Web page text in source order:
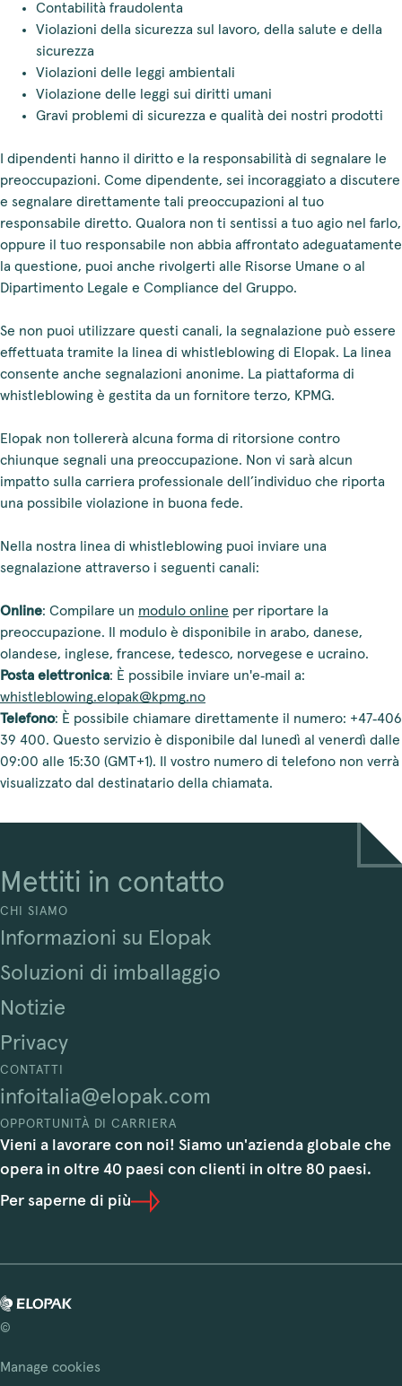
Contabilità fraudolenta
Violazioni della sicurezza sul lavoro, della salute e della
sicurezza
Violazioni delle leggi ambientali
Violazione delle leggi sui diritti umani
Gravi problemi di sicurezza e qualità dei nostri prodotti
I dipendenti hanno il diritto e la responsabilità di segnalare le
preoccupazioni. Come dipendente, sei incoraggiato a discutere
e segnalare direttamente tali preoccupazioni al tuo
responsabile diretto. Qualora non ti sentissi a tuo agio nel farlo,
oppure il tuo responsabile non abbia affrontato adeguatamente
la questione, puoi anche rivolgerti alle Risorse Umane o al
Dipartimento Legale e Compliance del Gruppo.
Se non puoi utilizzare questi canali, la segnalazione può essere
effettuata tramite la linea di whistleblowing di Elopak. La linea
consente anche segnalazioni anonime. La piattaforma di
whistleblowing è gestita da un fornitore terzo, KPMG.
Elopak non tollererà alcuna forma di ritorsione contro
chiunque segnali una preoccupazione. Non vi sarà alcun
impatto sulla carriera professionale dell’individuo che riporta
una possibile violazione in buona fede.
Nella nostra linea di whistleblowing puoi inviare una
segnalazione attraverso i seguenti canali:
Online: Compilare un modulo online per riportare la
preoccupazione. Il modulo è disponibile in arabo, danese,
olandese, inglese, francese, tedesco, norvegese e ucraino.
Posta elettronica: È possibile inviare un'e‑mail a:
whistleblowing.elopak@kpmg.no
Telefono: È possibile chiamare direttamente il numero: +47‑406
39 400. Questo servizio è disponibile dal lunedì al venerdì dalle
09:00 alle 15:30 (GMT+1). Il vostro numero di telefono non verrà
visualizzato dal destinatario della chiamata.
Mettiti in contatto
CHI SIAMO
Informazioni su Elopak
Soluzioni di imballaggio
Notizie
Privacy
CONTATTI
infoitalia@elopak.com
OPPORTUNITÀ DI CARRIERA
Vieni a lavorare con noi! Siamo un'azienda globale che
opera in oltre 40 paesi con clienti in oltre 80 paesi.
Per saperne di più
©
Manage cookies